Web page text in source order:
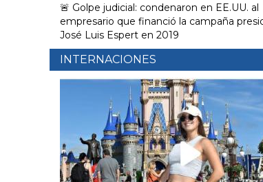
🚨 Golpe judicial: condenaron en EE.UU. al
empresario que financió la campaña
José Luis Espert en 2019
INTERNACIONES